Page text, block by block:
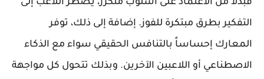
التفكير بطرق مبتكرة للفوز. إضافة إلى ذلك، توفر
المعارك إحساساً بالتنافس الحقيقي سواء مع الذكاء
الاصطناعي أو اللاعبين الآخرين. وبذلك تتحول كل مواجهة